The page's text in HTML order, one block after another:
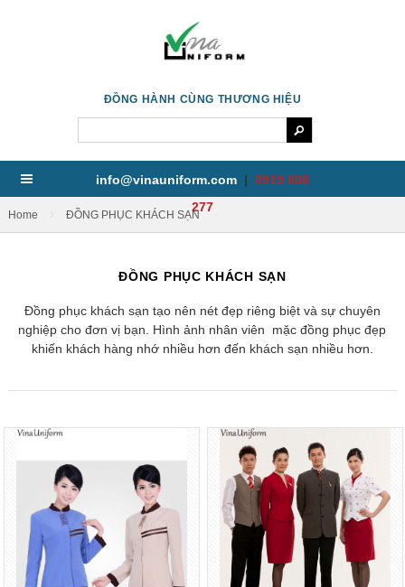
ĐỒNG HÀNH CÙNG THƯƠNG HIỆU
info@vinauniform.com| 0919 608
277
Home / ĐỒNG PHỤC KHÁCH SẠN
ĐỒNG PHỤC KHÁCH SẠN
Đồng phục khách sạn tạo nên nét đẹp riêng biệt và sự chuyên
nghiệp cho đơn vị bạn. Hình ảnh nhân viên mặc đồng phục đẹp
khiến khách hàng nhớ nhiều hơn đến khách sạn nhiều hơn.